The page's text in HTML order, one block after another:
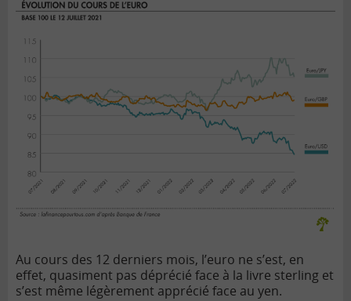
Au cours des 12 derniers mois, l’euro ne s’est, en
effet, quasiment pas déprécié face à la livre sterling et
s’est même légèrement apprécié face au yen.